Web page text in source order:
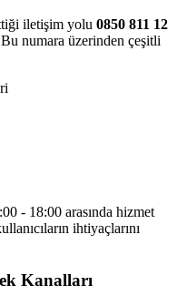
iletişim yolu 0850 811 12
Bu numara üzerinden çeşitli
- 18:00 arasında hizmet
ihtiyaçlarını
Kanalları